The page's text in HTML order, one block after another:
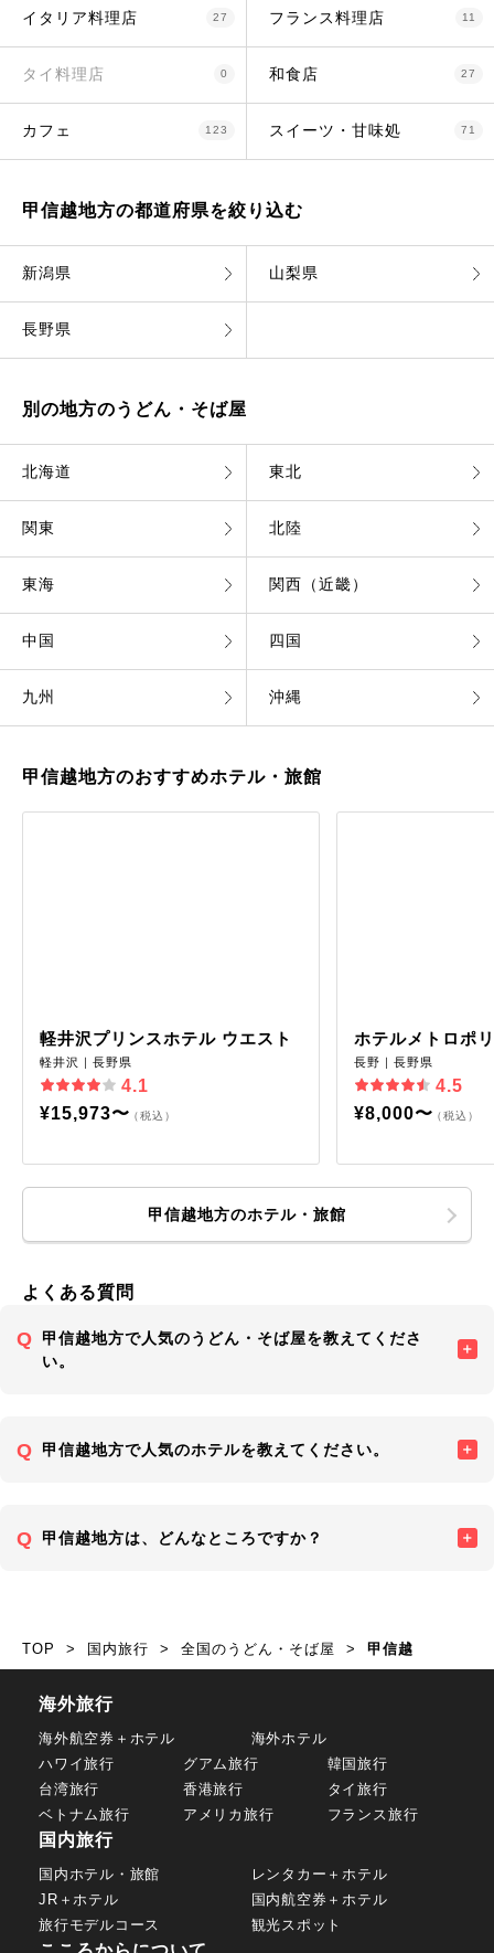
イタリア料理店 27 フランス料理店 11
タイ料理店 0 和食店 27
カフェ 123 スイーツ・甘味処 71
甲信越地方の都道府県を絞り込む
新潟県 山梨県
長野県
別の地方のうどん・そば屋
北海道 東北
関東 北陸
東海 関西（近畿）
中国 四国
九州 沖縄
甲信越地方のおすすめホテル・旅館
軽井沢プリンスホテル ウエスト
軽井沢｜長野県
4.1
¥15,973〜（税込）
ホテルメトロポ
長野｜長野県
4.5
¥8,000〜（税込）
甲信越地方のホテル・旅館
よくある質問
甲信越地方で人気のうどん・そば屋を教えてくださ
い。
甲信越地方で人気のホテルを教えてください。
甲信越地方は、どんなところですか？
TOP 国内旅行 全国のうどん・そば屋 甲信越
海外旅行
海外航空券＋ホテル
海外ホテル
ハワイ旅行
グアム旅行
韓国旅行
台湾旅行
香港旅行
タイ旅行
ベトナム旅行
アメリカ旅行 フランス旅行
国内旅行
国内ホテル・旅館
レンタカー＋ホテル
JR＋ホテル
国内航空券＋ホテル
旅行モデルコース
観光スポット